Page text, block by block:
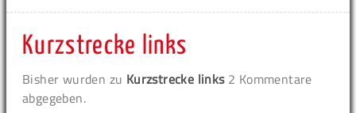
Kurzstrecke links
Bisher wurden zu Kurzstrecke links2 Kommentare
abgegeben.